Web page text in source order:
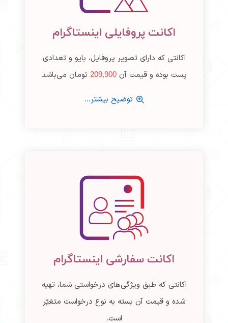
اکانت پروفایلی اینستاگرام
اکانتی که دارای تصویر پروفایل، بایو و تعدادی
پست بوده و قیمت آن209,900 تومان می‌باشد
توضیح بیشتر...
اکانت سفارشی اینستاگرام
اکانتی که طبق ویژگی‌های درخواستی شما، تهیه
شده و قیمت آن بسته به نوع درخواست متغیّر
است.